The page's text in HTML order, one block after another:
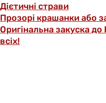
Дієтичні страви
Прозорі крашанки або
Оригінальна закуска
всіх!